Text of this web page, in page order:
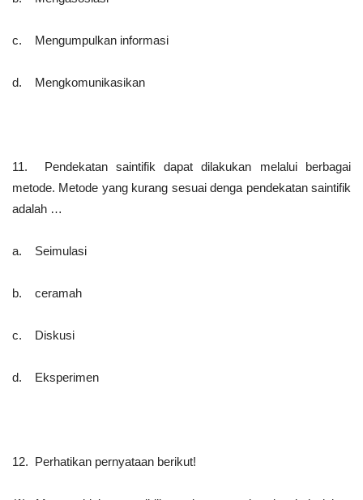
c. Mengumpulkan informasi
d. Mengkomunikasikan
11. Pendekatan saintifik dapat dilakukan melalui berbagai
metode. Metode yang kurang sesuai denga pendekatan saintifik
adalah …
a. Seimulasi
b. ceramah
c. Diskusi
d. Eksperimen
12. Perhatikan pernyataan berikut!